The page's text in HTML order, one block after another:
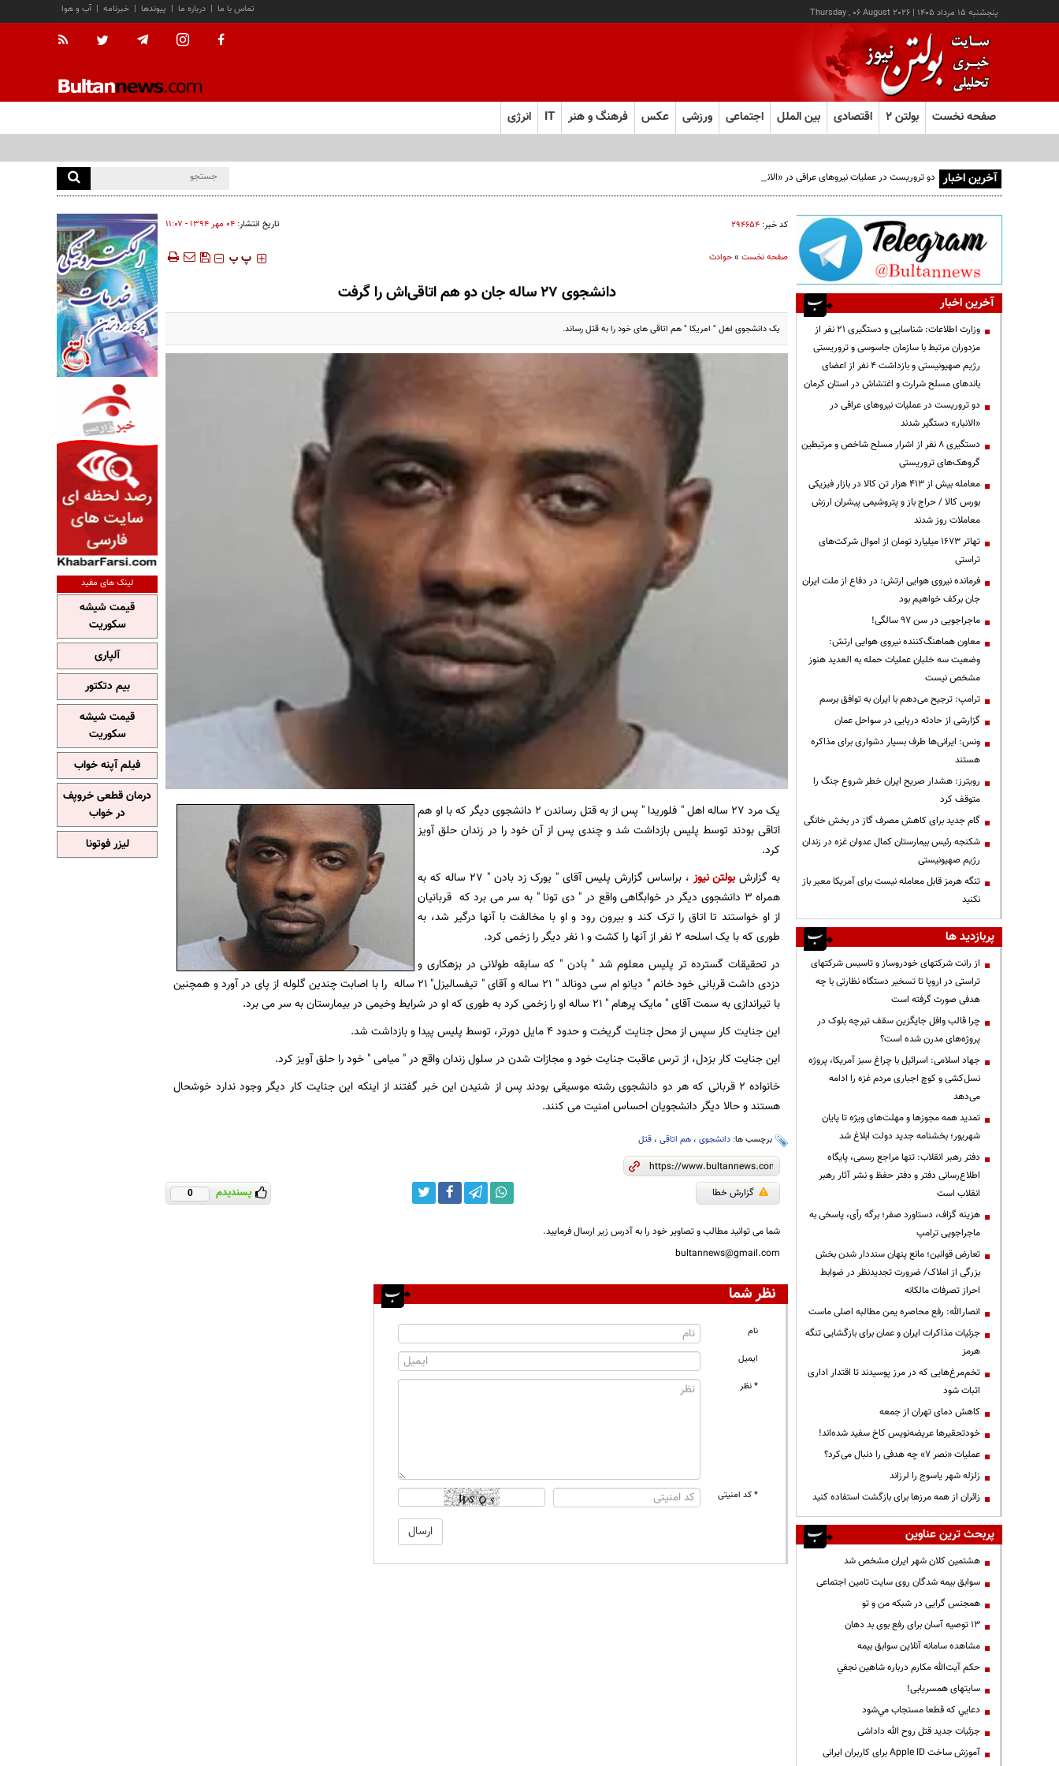
پنجشنبه ۱۵ مرداد ۱۴۰۵ |
Thursday , 06 August 2026 آب و هوا | خبرنامه | پیوندها | درباره ما | تماس با ما
صفحه نخست بولتن ۲ اقتصادی بین الملل اجتماعی ورزشی عکس فرهنگ و هنر IT انرژی
آخرین اخبار دو تروریست در عملیات نیروهای عراقی در «الانبار» دستگیر شدند
کد خبر: ۲۹۴۶۵۴ تاریخ انتشار: ۰۴ مهر ۱۳۹۴ - ۱۱:۰۷
صفحه نخست»حوادث ‍‍‍ پ پ
دانشجوی 27 ساله جان دو هم اتاقی‌اش را گرفت
یک دانشجوی اهل " امریکا " هم اتاقی های خود را به قتل رساند.
یک مرد 27 ساله اهل " فلوریدا " پس از به قتل رساندن 2 دانشجوی دیگر که با او هم
اتاقی بودند توسط پلیس بازداشت شد و چندی پس از آن خود را در زندان حلق آویز
کرد.
به گزارش بولتن نیوز
، براساس گزارش پلیس آقای " یورک زد بادن " 27 ساله که به
همراه 3 دانشجوی دیگر در خوابگاهی واقع در " دی تونا " به سر می برد که قربانیان
از او خواستند تا اتاق را ترک کند و بیرون رود و او با مخالفت با آنها درگیر شد، به
طوری که با یک اسلحه 2 نفر از آنها را کشت و 1 نفر دیگر را زخمی کرد.
در تحقیقات گسترده تر پلیس معلوم شد " بادن " که سابقه طولانی در بزهکاری و
دزدی داشت قربانی خود خانم " دیانو ام سی دونالد " 21 ساله و آقای " تیفسالیزل" 21 ساله را با اصابت چندین گلوله از پای در آورد و همچنین
با تیراندازی به سمت آقای " مایک پرهام " 21 ساله او را زخمی کرد به طوری که او در شرایط وخیمی در بیمارستان به سر می برد.
این جنایت کار سپس از محل جنایت گریخت و حدود 4 مایل دورتر، توسط پلیس پیدا و بازداشت شد.
این جنایت کار بزدل، از ترس عاقبت جنایت خود و مجازات شدن در سلول زندان واقع در " میامی " خود را حلق آویز کرد.
خانواده 2 قربانی که هر دو دانشجوی رشته موسیقی بودند پس از شنیدن این خبر گفتند از اینکه این جنایت کار دیگر وجود ندارد خوشحال
هستند و حالا دیگر دانشجویان احساس امنیت می کنند.
برچسب ها: دانشجوی، هم اتاقی‌، قتل
گزارش خطا پسندیدم 0
شما می توانید مطالب و تصاویر خود را به آدرس زیر ارسال فرمایید.
bultannews@gmail.com
نظر شما
نام
ایمیل
* نظر
* کد امنیتی
آخرین اخبار
وزارت اطلاعات: شناسایی و دستگیری ۲۱ نفر از
مزدوران مرتبط با سازمان جاسوسی و تروریستی
رژیم صهیونیستی و بازداشت ۴ نفر از اعضای
باندهای مسلح شرارت و اغتشاش در استان کرمان
دو تروریست در عملیات نیروهای عراقی در
«الانبار» دستگیر شدند
دستگیری ۸ نفر از اشرار مسلح شاخص و مرتبطین
گروهک‌های تروریستی
معامله بیش از ۴۱۳ هزار تن کالا در بازار فیزیکی
بورس کالا / حراج باز و پتروشیمی پیشران ارزش
معاملات روز شدند
تهاتر ۱۶۷۳ میلیارد تومان از اموال شرکت‌های
تراستی
فرمانده نیروی هوایی ارتش: در دفاع از ملت ایران
جان برکف خواهیم بود
ماجراجویی در سن ۹۷ سالگی!
معاون هماهنگ‌کننده نیروی هوایی ارتش:
وضعیت سه خلبان عملیات حمله به العدید هنوز
مشخص نیست
ترامپ: ترجیح می‌دهم با ایران به توافق برسم
گزارشی از حادثه دریایی در سواحل عمان
ونس: ایرانی‌ها طرف بسیار دشواری برای مذاکره
هستند
رویترز: هشدار صریح ایران خطر شروع جنگ را
متوقف کرد
گام جدید برای کاهش مصرف گاز در بخش خانگی
شکنجه رئیس بیمارستان کمال عدوان غزه در زندان
رژیم صهیونیستی
تنگه هرمز قابل معامله نیست برای آمریکا معبر باز
نکنید
پربازدید ها
از رانت‌ شرکتهای خودروساز و تاسیس شرکتهای
تراستی در اروپا تا تسخیر دستگاه نظارتی با چه
هدفی صورت گرفته است
چرا قالب وافل جایگزین سقف تیرچه بلوک در
پروژه‌های مدرن شده است؟
جهاد اسلامی: اسرائیل با چراغ سبز آمریکا، پروژه
نسل‌کشی و کوچ اجباری مردم غزه را ادامه
می‌دهد
تمدید همه مجوزها و مهلت‌های ویژه تا پایان
شهریور؛ بخشنامه جدید دولت ابلاغ شد
دفتر رهبر انقلاب: تنها مراجع رسمی، پایگاه
اطلاع‌رسانی دفتر و دفتر حفظ و نشر آثار رهبر
انقلاب است
هزینه گزاف، دستاورد صفر؛ برگه رأی، پاسخی به
ماجراجویی ترامپ
تعارض قوانین؛ مانع پنهان سنددار شدن بخش
بزرگی از املاک/ ضرورت تجدیدنظر در ضوابط
احراز تصرفات مالکانه
انصارالله: رفع محاصره یمن مطالبه اصلی ماست
جزئیات مذاکرات ایران و عمان برای بازگشایی تنگه
هرمز
تخم‌مرغ‌هایی که در مرز پوسیدند تا اقتدار اداری
اثبات شود
کاهش دمای تهران از جمعه
خودتحقیرها عریضه‌نویس کاخ سفید شده‌اند!
عملیات «نصر ۷» چه هدفی را دنبال می‌کرد؟
زلزله شهر یاسوج را لرزاند
زائران از همه مرزها برای بازگشت استفاده کنید
پربحث ترین عناوین
هشتمین کلان شهر ایران مشخص شد
سوابق بیمه شدگان روی سایت تامین اجتماعی
همجنس گرایی در شبکه من و تو
13 توصیه آسان برای رفع بوی بد دهان
مشاهده سامانه آنلاين سوابق بیمه
حكم آيت‌الله مكارم درباره شاهين نجفي
سایتهای همسریابی!
دعايي كه قطعا مستجاب مي‌شود
جزئیات جدید قتل روح الله داداشی
آموزش ساخت Apple ID برای کاربران ایرانی
لینک های مفید
قیمت شیشه
سکوریت
آلپاری
بیم دتکتور
قیمت شیشه
سکوریت
فیلم آپنه خواب
درمان قطعی خروپف
در خواب
لیزر فوتونا